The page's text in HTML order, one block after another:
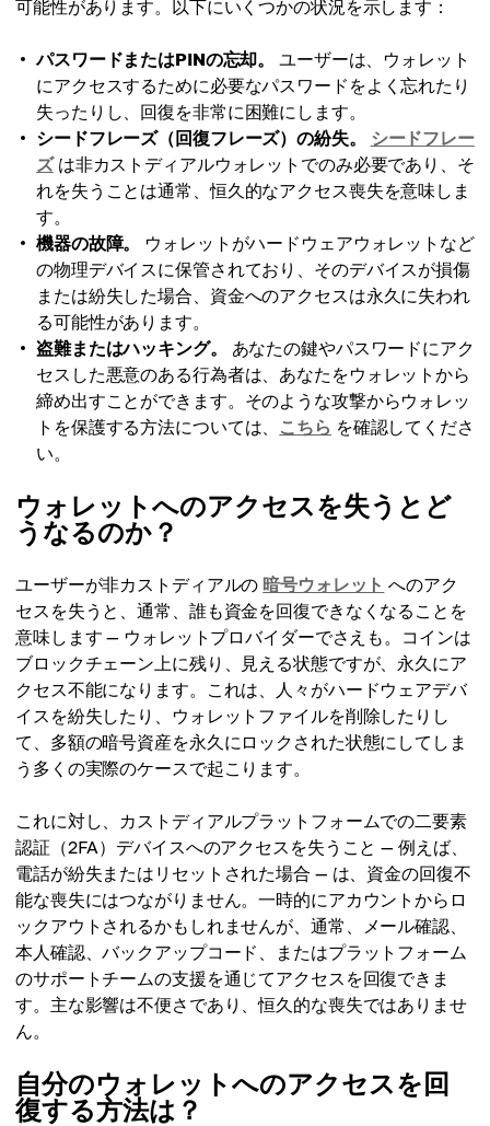
可能性があります。以下にいくつかの状況を示します：
パスワードまたはPINの忘却。
ユーザーは、ウォレット
にアクセスするために必要なパスワードをよく忘れたり
失ったりし、回復を非常に困難にします。
シードフレーズ（回復フレーズ）の紛失。
シードフレー
ズは非カストディアルウォレットでのみ必要であり、そ
れを失うことは通常、恒久的なアクセス喪失を意味しま
す。
機器の故障。
ウォレットがハードウェアウォレットなど
の物理デバイスに保管されており、そのデバイスが損傷
または紛失した場合、資金へのアクセスは永久に失われ
る可能性があります。
盗難またはハッキング。
あなたの鍵やパスワードにアク
セスした悪意のある行為者は、あなたをウォレットから
締め出すことができます。そのような攻撃からウォレッ
トを保護する方法については、 こちら を確認してくださ
い。
ウォレットへのアクセスを失うとど
うなるのか？
ユーザーが非カストディアルの 暗号ウォレット へのアク
セスを失うと、通常、誰も資金を回復できなくなることを
意味します — ウォレットプロバイダーでさえも。コインは
ブロックチェーン上に残り、見える状態ですが、永久にア
クセス不能になります。これは、人々がハードウェアデバ
イスを紛失したり、ウォレットファイルを削除したりし
て、多額の暗号資産を永久にロックされた状態にしてしま
う多くの実際のケースで起こります。
これに対し、カストディアルプラットフォームでの二要素
認証（2FA）デバイスへのアクセスを失うこと — 例えば、
電話が紛失またはリセットされた場合 — は、資金の回復不
能な喪失にはつながりません。一時的にアカウントからロ
ックアウトされるかもしれませんが、通常、メール確認、
本人確認、バックアップコード、またはプラットフォーム
のサポートチームの支援を通じてアクセスを回復できま
す。主な影響は不便さであり、恒久的な喪失ではありませ
ん。
自分のウォレットへのアクセスを回
復する方法は？